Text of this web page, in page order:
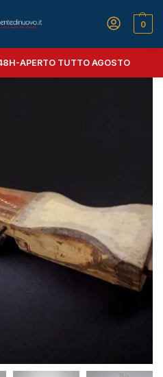
0
APERTO TUTTO AGOSTO